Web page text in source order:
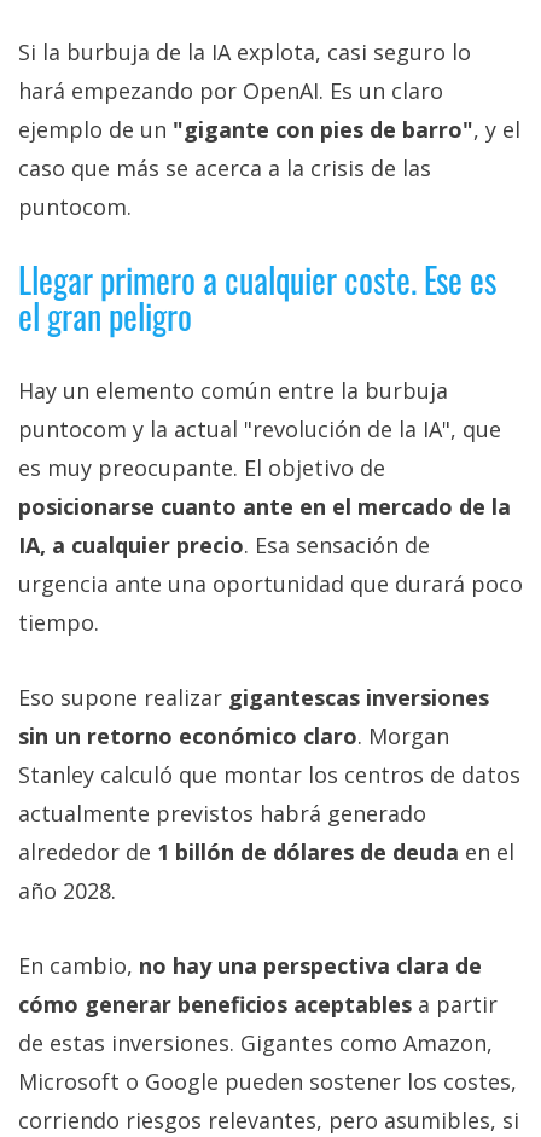
Si la burbuja de la IA explota, casi seguro lo
hará empezando por OpenAI. Es un claro
ejemplo de un "gigante con pies de barro", y el
caso que más se acerca a la crisis de las
puntocom.
Llegar primero a cualquier coste. Ese es
el gran peligro
Hay un elemento común entre la burbuja
puntocom y la actual "revolución de la IA", que
es muy preocupante. El objetivo de
posicionarse cuanto ante en el mercado de la
IA, a cualquier precio. Esa sensación de
urgencia ante una oportunidad que durará poco
tiempo.
Eso supone realizar gigantescas inversiones
sin un retorno económico claro. Morgan
Stanley calculó que montar los centros de datos
actualmente previstos habrá generado
alrededor de 1 billón de dólares de deuda en el
año 2028.
En cambio, no hay una perspectiva clara de
cómo generar beneficios aceptables a partir
de estas inversiones. Gigantes como Amazon,
Microsoft o Google pueden sostener los costes,
corriendo riesgos relevantes, pero asumibles, si